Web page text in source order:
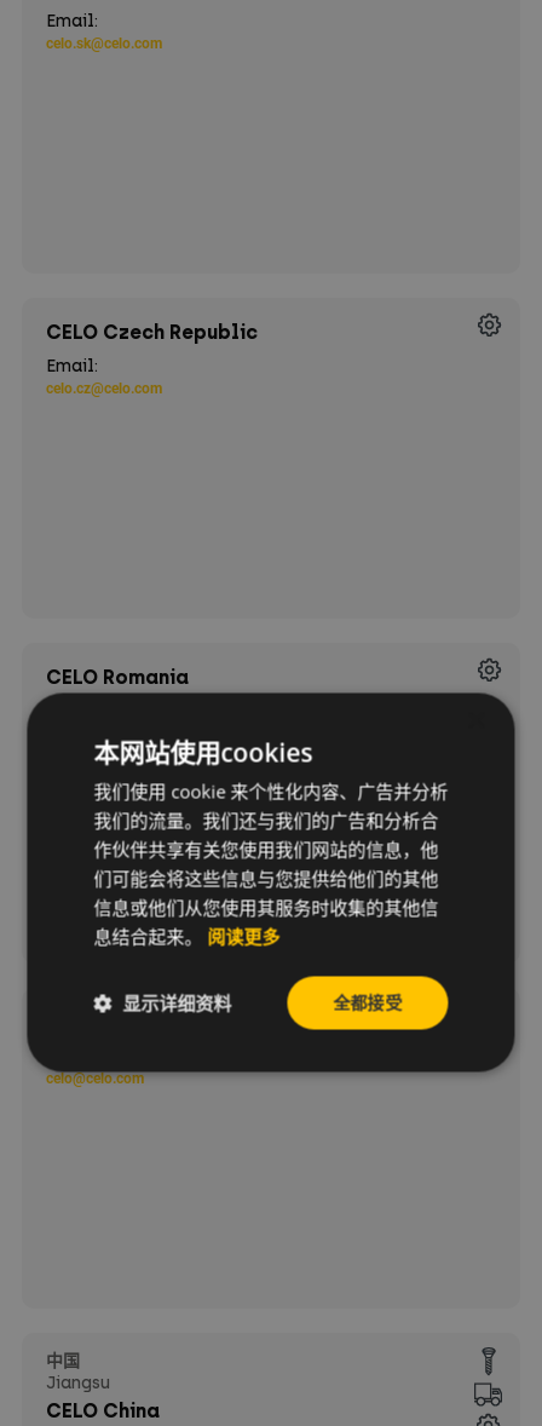
Email:
celo.sk@celo.com
CELO Czech Republic
Email:
celo.cz@celo.com
CELO Romania
celo@celo.com
中国
Jiangsu
CELO China
本网站使用cookies
我们使用 cookie 来个性化内容、广告并分析
我们的流量。我们还与我们的广告和分析合
作伙伴共享有关您使用我们网站的信息，他
们可能会将这些信息与您提供给他们的其他
信息或他们从您使用其服务时收集的其他信
息结合起来。 阅读更多
全都接受
显示详细资料